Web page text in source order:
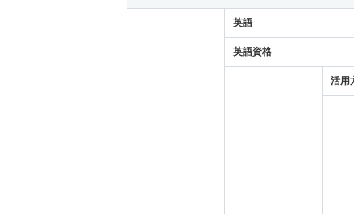
英語
英語資格
活用